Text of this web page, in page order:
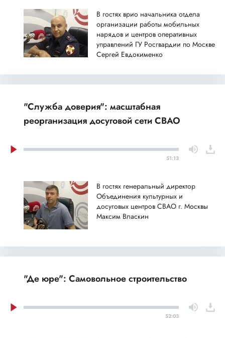
В гостях врио начальника отдела
организации работы мобильных
нарядов и центров оперативных
управлений ГУ Росгвардии по Москве
Сергей Евдокименко
"Служба доверия": масштабная
реорганизация досуговой сети СВАО
51:13
В гостях генеральный директор
Объединения культурных и
досуговых центров СВАО г. Москвы
Максим Власкин
"Де юре": Самовольное строительство
52:03